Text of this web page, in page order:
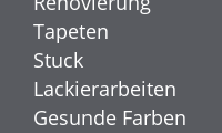
Tapeten
Stuck
Lackierarbeiten
Gesunde Farben